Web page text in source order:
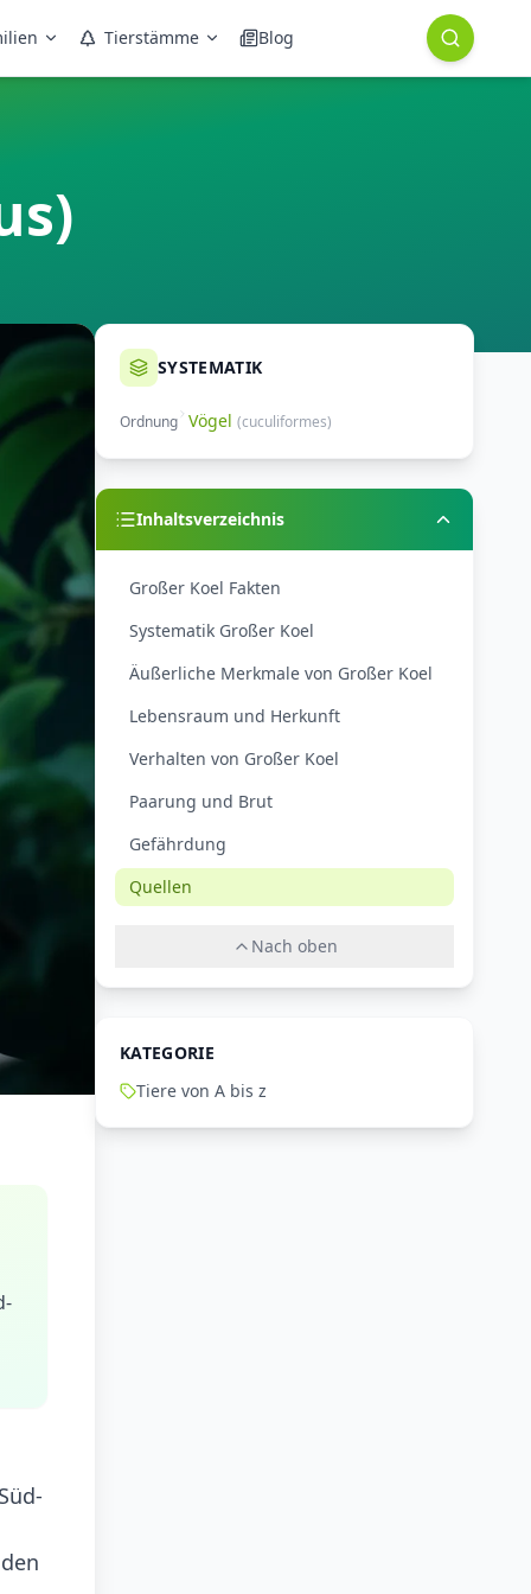
Tierstämme Blog
SYSTEMATIK
Ordnung Vögel (cuculiformes)
Inhaltsverzeichnis
Großer Koel Fakten
Systematik Großer Koel
Äußerliche Merkmale von Großer Koel
Lebensraum und Herkunft
Verhalten von Großer Koel
Paarung und Brut
Gefährdung
Quellen
Nach oben
KATEGORIE
Tiere von A bis z